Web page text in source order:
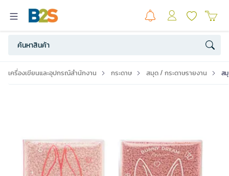
เครื่องเขียนและอุปกรณ์สำนักงาน กระดาษ สมุด / กระดาษรายงาน ส